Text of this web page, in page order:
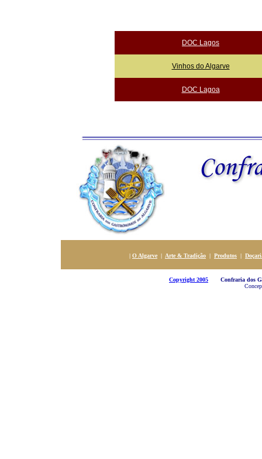
DOC Lagos
Vinhos do Algarve
DOC Lagoa
| O Algarve | Arte & Tradição | Produtos |
Copyright 2005 Confraria dos